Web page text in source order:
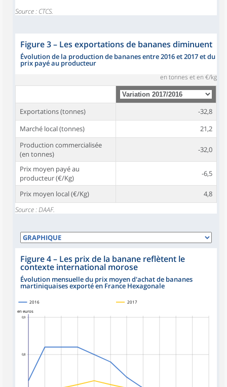
Source : CTCS.
Figure 3– Les exportations de bananes diminuent
Évolution de la production de bananes entre 2016 et 2017 et du
prix payé au producteur
en tonnes et en €/kg
Exportations (tonnes)
-32,8
Marché local (tonnes)
21,2
Production commercialisée
(en tonnes)
-32,0
Prix moyen payé au
producteur (€/Kg)
-6,5
Prix moyen local (€/Kg)
4,8
Source : DAAF.
Figure 4– Les prix de la banane reflètent le
contexte international morose
Évolution mensuelle du prix moyen d'achat de bananes
martiniquaises exporté en France Hexagonale
0,8
0,9
en euros
2016 2017